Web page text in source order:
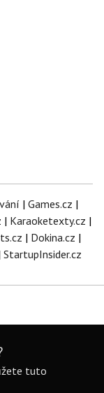
| Games.cz |
| Karaoketexty.cz |
| Dokina.cz |
StartupInsider.cz
tuto